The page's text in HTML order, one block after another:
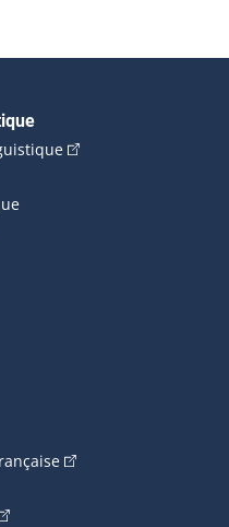
(Cet hyperlien
(Cet hyperlien
externe s'ouvrira
hyperlien externe